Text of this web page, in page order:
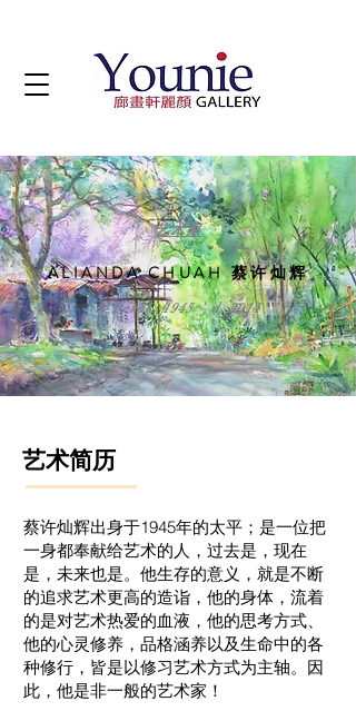
艺术家
ALIANDA CHUAH 蔡许灿辉
b. Perak, 1945 – d. 2014
艺术简历
蔡许灿辉出身于1945年的太平；是一位把
一身都奉献给艺术的人，过去是，现在
是，未来也是。他生存的意义，就是不断
的追求艺术更高的造诣，他的身体，流着
的是对艺术热爱的血液，他的思考方式、
他的心灵修养，品格涵养以及生命中的各
种修行，皆是以修习艺术方式为主轴。因
此，他是非一般的艺术家！